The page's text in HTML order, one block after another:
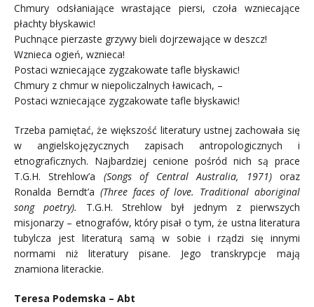
Chmury odsłaniające wrastające piersi, czoła wzniecające
płachty błyskawic!
Puchnące pierzaste grzywy bieli dojrzewające w deszcz!
Wznieca ogień, wznieca!
Postaci wzniecające zygzakowate tafle błyskawic!
Chmury z chmur w niepoliczalnych ławicach, –
Postaci wzniecające zygzakowate tafle błyskawic!
Trzeba pamiętać, że większość literatury ustnej zachowała się
w angielskojęzycznych zapisach antropologicznych i
etnograficznych. Najbardziej cenione pośród nich są prace
T.G.H. Strehlow’a (Songs of Central Australia, 1971)oraz
Ronalda Berndt’a (Three faces of love. Traditional aboriginal
song poetry). T.G.H. Strehlow był jednym z pierwszych
misjonarzy – etnografów, który pisał o tym, że ustna literatura
tubylcza jest literaturą samą w sobie i rządzi się innymi
normami niż literatury pisane. Jego transkrypcje mają
znamiona literackie.
Teresa Podemska – Abt